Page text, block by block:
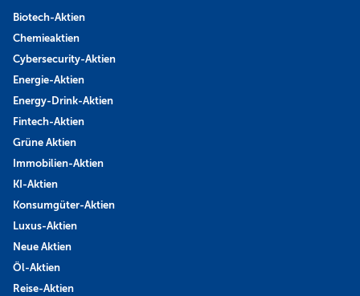
Biotech-Aktien
Chemieaktien
Cybersecurity-Aktien
Energie-Aktien
Energy-Drink-Aktien
Fintech-Aktien
Grüne Aktien
Immobilien-Aktien
KI-Aktien
Konsumgüter-Aktien
Luxus-Aktien
Neue Aktien
Öl-Aktien
Reise-Aktien